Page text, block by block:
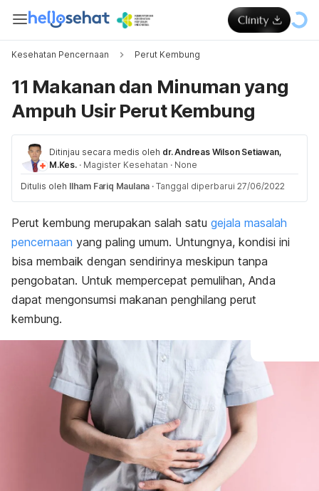
Kesehatan Pencernaan Perut Kembung
11 Makanan dan Minuman yang
Ampuh Usir Perut Kembung
Ditinjau secara medis oleh dr. Andreas Wilson Setiawan,
M.Kes. · Magister Kesehatan · None
Ditulis oleh Ilham Fariq Maulana · Tanggal diperbarui 27/06/2022
Perut kembung merupakan salah satu gejala masalah
pencernaan yang paling umum. Untungnya, kondisi ini
bisa membaik dengan sendirinya meskipun tanpa
pengobatan. Untuk mempercepat pemulihan, Anda
dapat mengonsumsi makanan penghilang perut
kembung.